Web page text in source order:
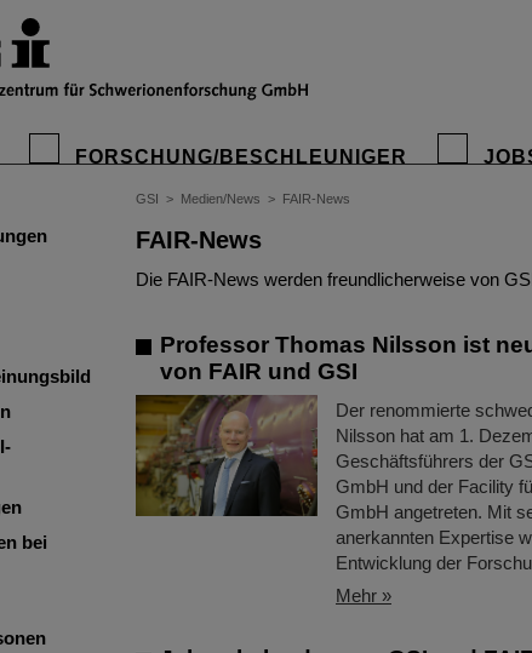
FORSCHUNG/BESCHLEUNIGER
bei
GSI > Medien/News > FAIR-News
FAIR-News
Die FAIR-News werden freundlicherweise von
Professor Thomas Nilsson ist
von FAIR und GSI
Der renommierte
Nilsson hat am 1.
Geschäftsführers der
GmbH und der Facility
GmbH angetreten. Mit
anerkannten Expertise
Entwicklung der
Mehr »